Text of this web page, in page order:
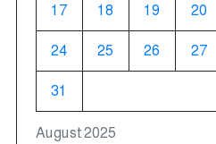
August 2025
17 18 19 20
24 25 26 27
31